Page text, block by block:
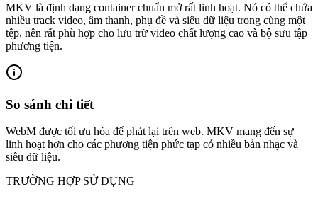
MKV là định dạng container chuẩn mở rất linh hoạt. Nó có thể chứa
nhiều track video, âm thanh, phụ đề và siêu dữ liệu trong cùng một
tệp, nên rất phù hợp cho lưu trữ video chất lượng cao và bộ sưu tập
phương tiện.
So sánh chi tiết
WebM được tối ưu hóa để phát lại trên web. MKV mang đến sự
linh hoạt hơn cho các phương tiện phức tạp có nhiều bản nhạc và
siêu dữ liệu.
TRƯỜNG HỢP SỬ DỤNG